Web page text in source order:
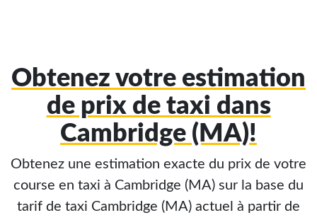
Obtenez votre estimation
de prix de taxi dans
Cambridge (MA)!
Obtenez une estimation exacte du prix de votre
course en taxi à Cambridge (MA) sur la base du
tarif de taxi Cambridge (MA) actuel à partir de